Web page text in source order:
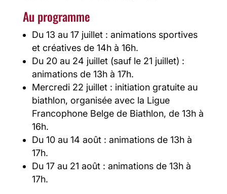
Au programme
Du 13 au 17 juillet : animations sportives
et créatives de 14h à 16h.
Du 20 au 24 juillet (sauf le 21 juillet) :
animations de 13h à 17h.
Mercredi 22 juillet : initiation gratuite au
biathlon, organisée avec la Ligue
Francophone Belge de Biathlon, de 13h à
16h.
Du 10 au 14 août : animations de 13h à
17h.
Du 17 au 21 août : animations de 13h à
17h.